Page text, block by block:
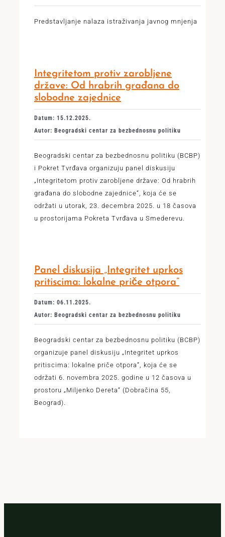
Predstavljanje nalaza istraživanja javnog mnjenja
Integritetom protiv zarobljene
države: Od hrabrih građana do
slobodne zajednice
Datum: 15.12.2025.
Autor: Beogradski centar za bezbednosnu politiku
Beogradski centar za bezbednosnu politiku (BCBP)
i Pokret Tvrđava organizuju panel diskusiju
„Integritetom protiv zarobljene države: Od hrabrih
građana do slobodne zajednice“, koja će se
održati u utorak, 23. decembra 2025. u 18 časova
u prostorijama Pokreta Tvrđava u Smederevu.
Panel diskusija „Integritet uprkos
pritiscima: lokalne priče otpora”
Datum: 06.11.2025.
Autor: Beogradski centar za bezbednosnu politiku
Beogradski centar za bezbednosnu politiku (BCBP)
organizuje panel diskusiju „Integritet uprkos
pritiscima: lokalne priče otpora”, koja će se
održati 6. novembra 2025. godine u 12 časova u
prostoru „Miljenko Dereta“ (Dobračina 55,
Beograd).